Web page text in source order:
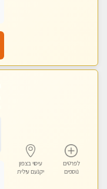
לפרטים
נוספים
עיסוי בצפון
יקנעם עילית